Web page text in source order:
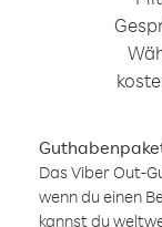
Das Viber Out-
wenn du einen
kannst du